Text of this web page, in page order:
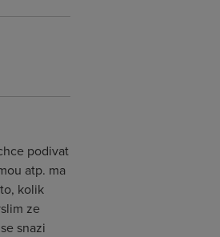
podivat
atp. ma
kolik
ze
snazi